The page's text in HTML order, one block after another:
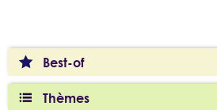
Best-of
Thèmes